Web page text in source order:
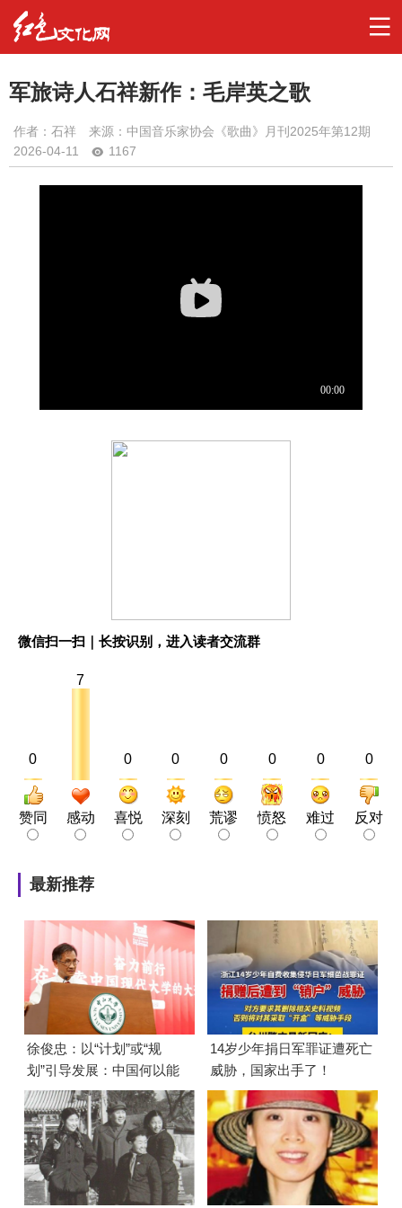
军旅诗人石祥新作：毛岸英之歌
作者： 石祥
来源：中国音乐家协会《歌曲》月刊2025年第12期
2026-04-11
1167
微信扫一扫｜长按识别，进入读者交流群
0
赞同
7
感动
0
喜悦
0
深刻
0
荒谬
0
愤怒
0
难过
0
反对
最新推荐
徐俊忠：以“计划”或“规
划”引导发展：中国何以能
够成功
14岁少年捐日军罪证遭死亡
威胁，国家出手了！